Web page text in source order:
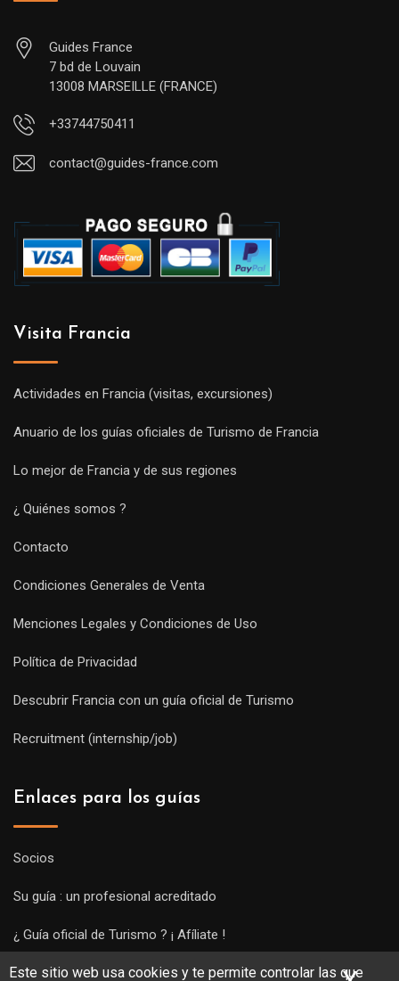
Este sitio web usa cookies y te permite controlar las que
Guides France
7 bd de Louvain
13008 MARSEILLE (FRANCE)
+33744750411
contact@guides-france.com
Visita Francia
Actividades en Francia (visitas, excursiones)
Anuario de los guías oficiales de Turismo de Francia
Lo mejor de Francia y de sus regiones
¿ Quiénes somos ?
Contacto
Condiciones Generales de Venta
Menciones Legales y Condiciones de Uso
Política de Privacidad
Descubrir Francia con un guía oficial de Turismo
Recruitment (internship/job)
Enlaces para los guías
Socios
Su guía : un profesional acreditado
¿ Guía oficial de Turismo ? ¡ Afíliate !
Subir una visita y empezar a trabajar !